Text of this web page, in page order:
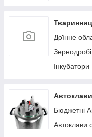
Доїнне
Інкубатори
Автоклави
Бюджетні
Автоклави